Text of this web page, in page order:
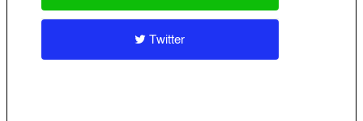
Twitter